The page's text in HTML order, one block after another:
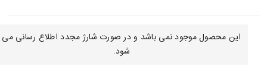
این محصول موجود نمی باشد و در صورت شارژ مجدد اطلاع رسانی می
شود.